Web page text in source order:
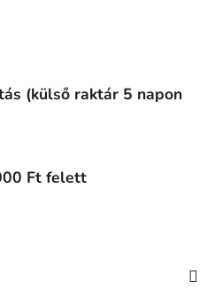
(külső raktár 5 napon
Ft felett